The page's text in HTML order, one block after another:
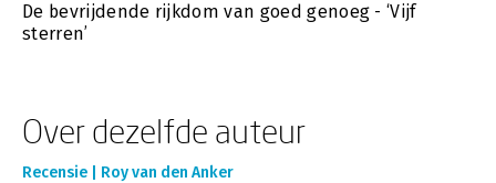
De bevrijdende rijkdom van goed genoeg - ‘Vijf
sterren’
Over dezelfde auteur
Recensie | Roy van den Anker